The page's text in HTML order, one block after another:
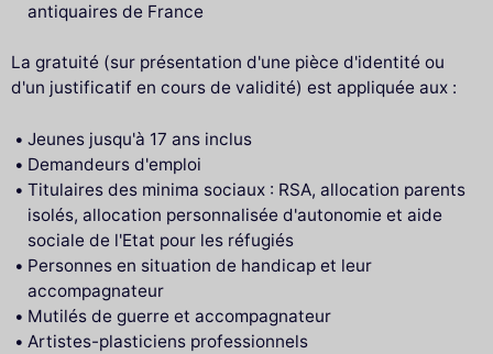
antiquaires de France
La gratuité (sur présentation d'une pièce d'identité ou
d'un justificatif en cours de validité) est appliquée aux :
Jeunes jusqu'à 17 ans inclus
Demandeurs d'emploi
Titulaires des minima sociaux : RSA, allocation parents
isolés, allocation personnalisée d'autonomie et aide
sociale de l'Etat pour les réfugiés
Personnes en situation de handicap et leur
accompagnateur
Mutilés de guerre et accompagnateur
Artistes-plasticiens professionnels